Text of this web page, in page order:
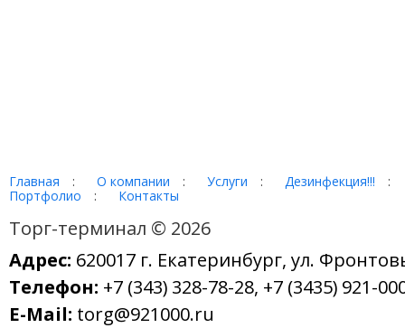
Главная : О компании : Услуги : Дезинфекция!!!
:
Портфолио
: Контакты
Торг-терминал © 2026
Адрес: 620017 г. Екатеринбург, ул.
Телефон: +7 (343) 328-78-28, +7 (3435) 921-
E-Mail: torg@921000.ru